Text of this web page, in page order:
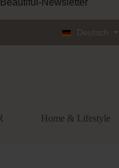
Newsletter
Deutsch
Home & Lifestyle